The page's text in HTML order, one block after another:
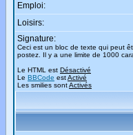
Emploi:
Loisirs:
Signature:
Ceci est un bloc de texte qui peut
postez. Il y a une limite de 1000
Le HTML est Désactivé
Le BBCode estActivé
Les smilies sontActivés